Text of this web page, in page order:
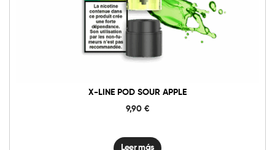
X-LINE POD SOUR APPLE
9,90 €
Leer más